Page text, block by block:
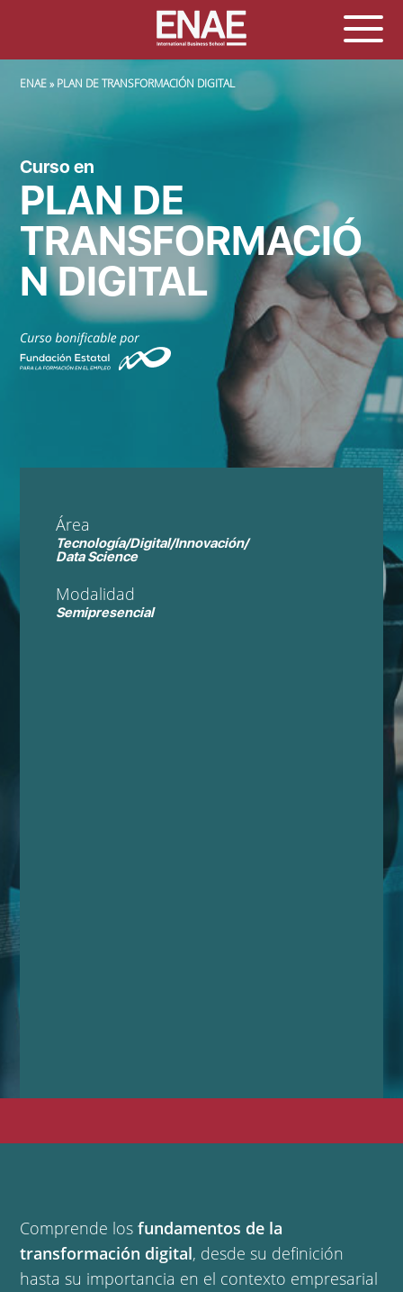
SOBRESCRIBIR ENLACES DE AYUDA A LA NAVEGACIÓN
ENAE PLAN DE TRANSFORMACIÓN DIGITAL
Curso en
PLAN DE
TRANSFORMACIÓ
N DIGITAL
Área
Tecnología/Digital/Innovación/
Data Science
Modalidad
Semipresencial
Comprende losfundamentos de la
transformación digital, desde su definición
hasta su importancia en el contexto empresarial